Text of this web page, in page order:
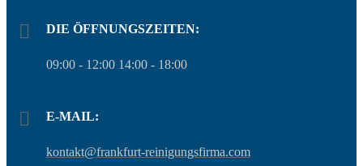
DIE ÖFFNUNGSZEITEN:
09:00 - 12:00 14:00 - 18:00
E-MAIL:
kontakt@frankfurt-reinigungsfirma.com